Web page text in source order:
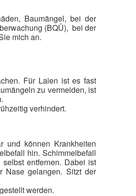
Baumängel, bei der
(BQÜ), bei der
mich an.
Für Laien ist es fast
zu vermeiden, ist
verhindert.
und können Krankheiten
hin. Schimmelbefall
entfernen. Dabei ist
Nase gelangen. Sitzt der
werden.